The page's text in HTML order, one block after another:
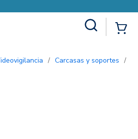
Videovigilancia / Carcasas y soportes /